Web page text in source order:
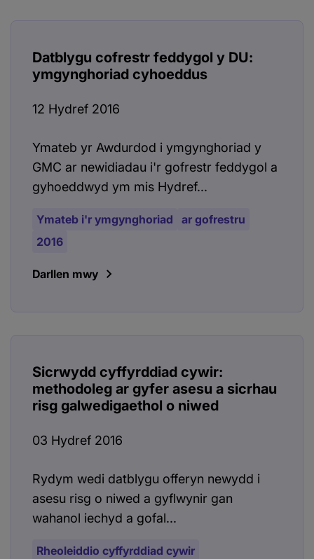
Datblygu cofrestr feddygol y DU:
ymgynghoriad cyhoeddus
12 Hydref 2016
Ymateb yr Awdurdod i ymgynghoriad y
GMC ar newidiadau i'r gofrestr feddygol a
gyhoeddwyd ym mis Hydref...
Ymateb i'r ymgynghoriad
ar gofrestru
2016
Darllen mwy
Sicrwydd cyffyrddiad cywir:
methodoleg ar gyfer asesu a sicrhau
risg galwedigaethol o niwed
03 Hydref 2016
Rydym wedi datblygu offeryn newydd i
asesu risg o niwed a gyflwynir gan
wahanol iechyd a gofal...
Rheoleiddio cyffyrddiad cywir